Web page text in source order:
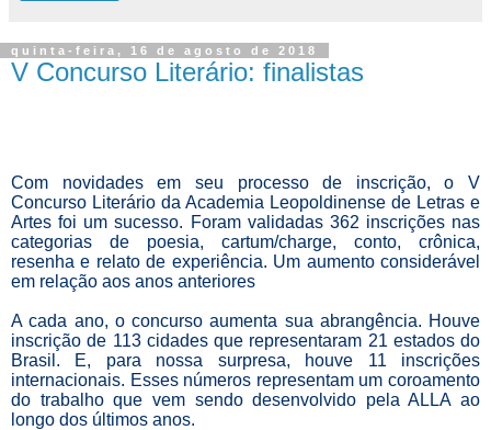
quinta-feira, 16 de agosto de 2018
V Concurso Literário: finalistas
Com novidades em seu processo de inscrição, o V
Concurso Literário da Academia Leopoldinense de Letras e
Artes foi um sucesso. Foram validadas 362 inscrições nas
categorias de poesia, cartum/charge, conto, crônica,
resenha e relato de experiência. Um aumento considerável
em relação aos anos anteriores
A cada ano, o concurso aumenta sua abrangência. Houve
inscrição de 113 cidades que representaram 21 estados do
Brasil. E, para nossa surpresa, houve 11 inscrições
internacionais. Esses números representam um coroamento
do trabalho que vem sendo desenvolvido pela ALLA ao
longo dos últimos anos.